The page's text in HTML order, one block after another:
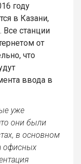
году
в Казани,
Все станции
от
что
ввода в
уже
они были
в основном
офисных